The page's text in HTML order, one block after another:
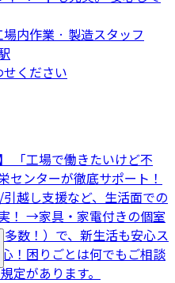
内作業 · 製造スタッフ
ください
「工場で働きたいけど不
ンターが徹底サポート！
越し支援など、生活面での
！ →家具・家電付きの個室
数！）で、新生活も安心ス
！困りごとは何でもご相談
定があります。